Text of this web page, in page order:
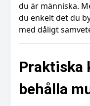
du är människa.
du enkelt det du
med dåligt
Praktiska
behålla